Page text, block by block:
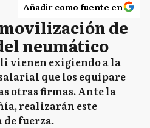
Añadir como fuente en
de
neumático
vienen exigiendo a la
que los equipare
otras firmas. Ante la
realizarán este
fuerza.